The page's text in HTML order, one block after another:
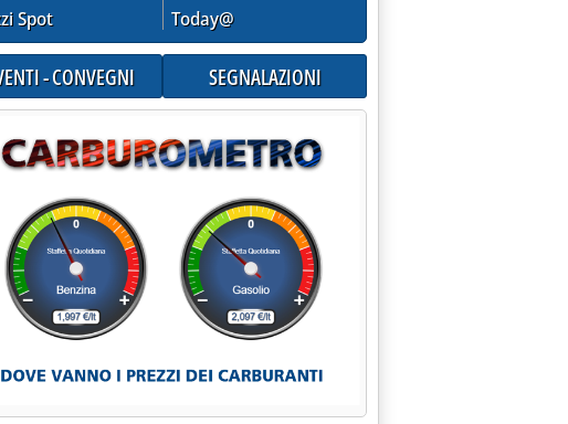
le frontiere del Gnl'
Spot
Today@
- CONVEGNI SEGNALAZIONI